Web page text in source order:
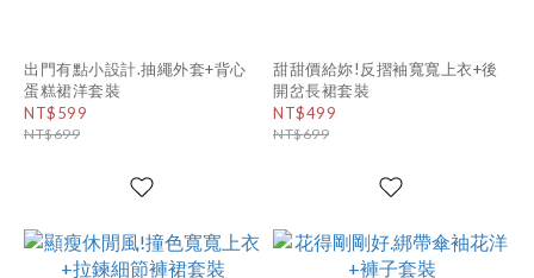
出門有點小設計.抽繩外套+背心
蛋糕裙洋套裝
NT$599
NT$699
甜甜價給妳!反摺袖寬寬上衣+後
開岔長裙套裝
NT$499
NT$699